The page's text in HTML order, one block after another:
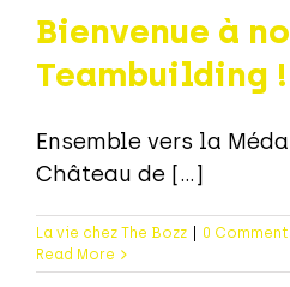
Bienvenue à
Teambuilding !
Ensemble vers la
Château de [...]
La vie chez The Bozz
0
Read More